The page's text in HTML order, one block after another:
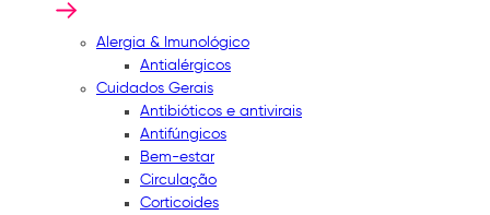
Alergia & Imunológico
Antialérgicos
Cuidados Gerais
Antibióticos e antivirais
Antifúngicos
Bem-estar
Circulação
Corticoides